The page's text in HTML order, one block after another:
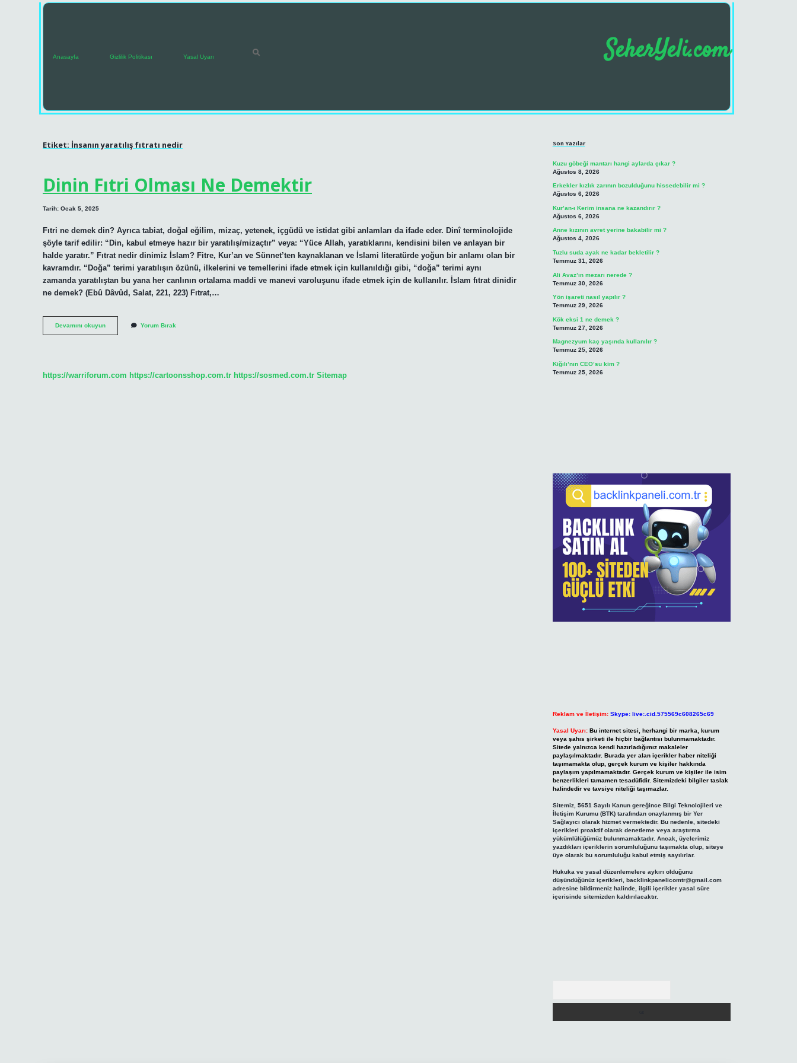
Anasayfa Gizlilik Politikası Yasal Uyarı SeherYeli.com
Etiket: İnsanın yaratılış fıtratı nedir
Dinin Fıtri Olması Ne Demektir
Tarih: Ocak 5, 2025
Fıtri ne demek din? Ayrıca tabiat, doğal eğilim, mizaç, yetenek, içgüdü ve istidat gibi anlamları da ifade eder. Dinî terminolojide
şöyle tarif edilir: “Din, kabul etmeye hazır bir yaratılış/mizaçtır” veya: “Yüce Allah, yaratıklarını, kendisini bilen ve anlayan bir
halde yaratır.” Fıtrat nedir dinimiz İslam? Fitre, Kur’an ve Sünnet’ten kaynaklanan ve İslami literatürde yoğun bir anlamı olan bir
kavramdır. “Doğa” terimi yaratılışın özünü, ilkelerini ve temellerini ifade etmek için kullanıldığı gibi, “doğa” terimi aynı
zamanda yaratılıştan bu yana her canlının ortalama maddi ve manevi varoluşunu ifade etmek için de kullanılır. İslam fıtrat dinidir
ne demek? (Ebû Dâvûd, Salat, 221, 223) Fıtrat,…
Devamını okuyunDinin
Yorum Bırak
https://warriforum.com https://cartoonsshop.com.tr https://sosmed.com.tr Sitemap
Son Yazılar
Kuzu göbeği mantarı hangi aylarda çıkar ?
Ağustos 8, 2026
Erkekler kızlık zarının bozulduğunu hissedebilir mi ?
Ağustos 6, 2026
Kur’an-ı Kerim insana ne kazandırır ?
Ağustos 6, 2026
Anne kızının avret yerine bakabilir mi ?
Ağustos 4, 2026
Tuzlu suda ayak ne kadar bekletilir ?
Temmuz 31, 2026
Ali Avaz’ın mezarı nerede ?
Temmuz 30, 2026
Yön işareti nasıl yapılır ?
Temmuz 29, 2026
Kök eksi 1 ne demek ?
Temmuz 27, 2026
Magnezyum kaç yaşında kullanılır ?
Temmuz 25, 2026
Kiğılı’nın CEO’su kim ?
Temmuz 25, 2026
Reklam ve İletişim: Skype: live:.cid.575569c608265c69
Yasal Uyarı: Bu internet sitesi, herhangi bir marka, kurum
veya şahıs şirketi ile hiçbir bağlantısı bulunmamaktadır.
Sitede yalnızca kendi hazırladığımız makaleler
paylaşılmaktadır. Burada yer alan içerikler haber niteliği
taşımamakta olup, gerçek kurum ve kişiler hakkında
paylaşım yapılmamaktadır. Gerçek kurum ve kişiler ile isim
benzerlikleri tamamen tesadüfidir. Sitemizdeki bilgiler taslak
halindedir ve tavsiye niteliği taşımazlar.
Sitemiz, 5651 Sayılı Kanun gereğince Bilgi Teknolojileri ve
İletişim Kurumu (BTK) tarafından onaylanmış bir Yer
Sağlayıcı olarak hizmet vermektedir. Bu nedenle, sitedeki
içerikleri proaktif olarak denetleme veya araştırma
yükümlülüğümüz bulunmamaktadır. Ancak, üyelerimiz
yazdıkları içeriklerin sorumluluğunu taşımakta olup, siteye
üye olarak bu sorumluluğu kabul etmiş sayılırlar.
Hukuka ve yasal düzenlemelere aykırı olduğunu
düşündüğünüz içerikleri, backlinkpanelicomtr@gmail.com
adresine bildirmeniz halinde, ilgili içerikler yasal süre
içerisinde sitemizden kaldırılacaktır.
https://betci.co/